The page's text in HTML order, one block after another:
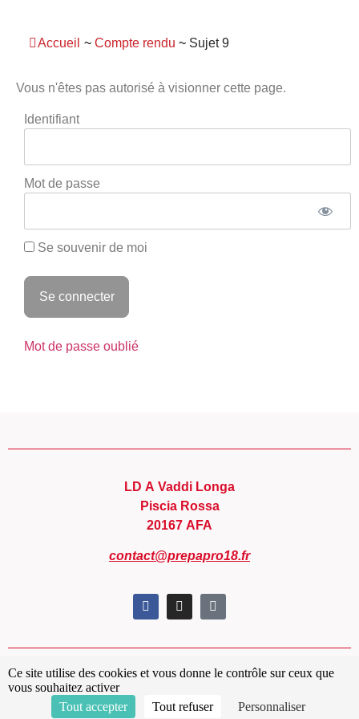
Accueil ~ Compte rendu ~ Sujet 9
Vous n'êtes pas autorisé à visionner cette page.
Identifiant
Mot de passe
Se souvenir de moi
Mot de passe oublié
LD A Vaddi Longa
Piscia Rossa
20167 AFA
contact@prepapro18.fr
Conditions générales de ventes
Politique de confidentialité
Ce site utilise des cookies et vous donne le contrôle sur ceux que
vous souhaitez activer
Tout accepter
Tout refuser Personnaliser